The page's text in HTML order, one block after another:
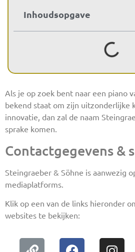
Inhoudsopgave
Als je op zoek bent naar een piano
bekend staat om zijn uitzonderlijke
innovatie, dan zal de naam
sprake komen.
Contactgegevens &
Steingraeber & Söhne is aanwezig
mediaplatforms.
Klik op een van de links hieronder
websites te bekijken: